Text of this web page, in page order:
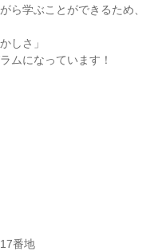
ら学ぶことができるため、
しさ」
ムになっています！
番地